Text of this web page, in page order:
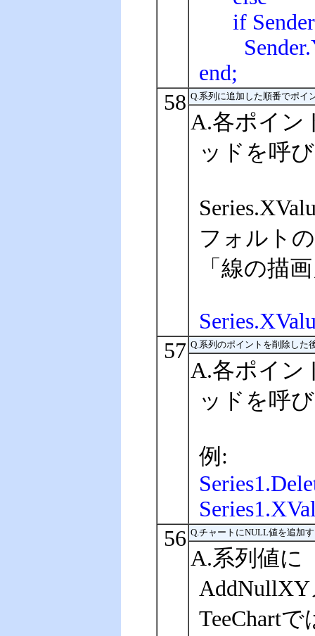
if
end;
58 Q.系列に追加した順番でポイ
A.各ポイン
ッドを呼
フォルト
「線の描
57 Q.系列のポイントを削除した
A.各ポイン
ッドを呼
例:
56 Q.チャートにNULL値を追加
A.系列値に
TeeChart